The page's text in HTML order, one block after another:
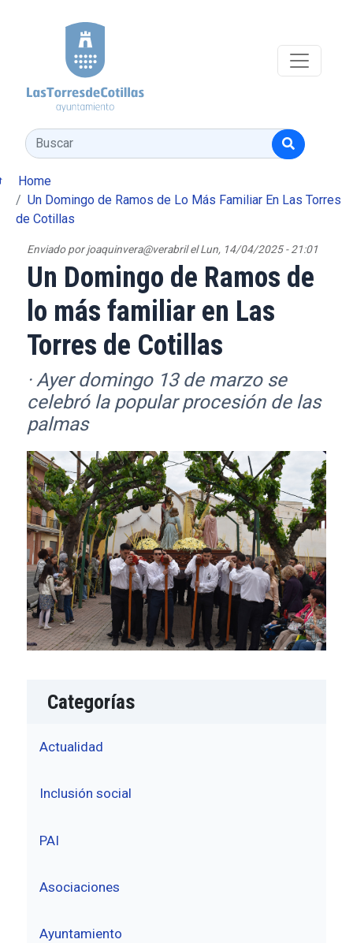
Buscar
Home
Un Domingo de Ramos de Lo Más Familiar En Las Torres
de Cotillas
Enviado porjoaquinvera@verabril elLun, 14/04/2025 - 21:01
Un Domingo de Ramos de
lo más familiar en Las
Torres de Cotillas
· Ayer domingo 13 de marzo se
celebró la popular procesión de las
palmas
Categorías
Actualidad
Inclusión social
PAI
Asociaciones
Ayuntamiento